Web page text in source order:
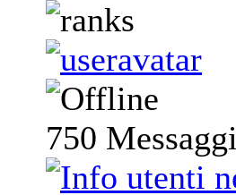
750 Messaggi